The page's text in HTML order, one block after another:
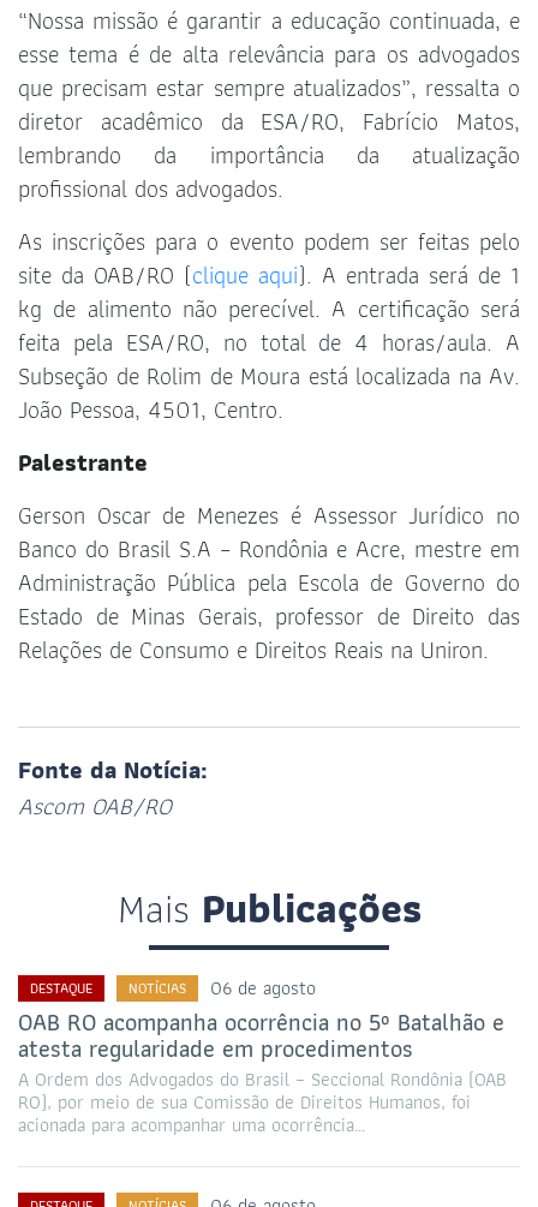
“Nossa missão é garantir a educação continuada, e
esse tema é de alta relevância para os advogados
que precisam estar sempre atualizados”, ressalta o
diretor acadêmico da ESA/RO, Fabrício Matos,
lembrando da importância da atualização
profissional dos advogados.
As inscrições para o evento podem ser feitas pelo
site da OAB/RO (clique aqui). A entrada será de 1
kg de alimento não perecível. A certificação será
feita pela ESA/RO, no total de 4 horas/aula. A
Subseção de Rolim de Moura está localizada na Av.
João Pessoa, 4501, Centro.
Palestrante
Gerson Oscar de Menezes é Assessor Jurídico no
Banco do Brasil S.A – Rondônia e Acre, mestre em
Administração Pública pela Escola de Governo do
Estado de Minas Gerais, professor de Direito das
Relações de Consumo e Direitos Reais na Uniron.
Fonte da Notícia:
Ascom OAB/RO
Mais Publicações
DESTAQUE NOTÍCIAS 06 de agosto
OAB RO acompanha ocorrência no 5º Batalhão e
atesta regularidade em procedimentos
A Ordem dos Advogados do Brasil – Seccional Rondônia (OAB
RO), por meio de sua Comissão de Direitos Humanos, foi
acionada para acompanhar uma ocorrência…